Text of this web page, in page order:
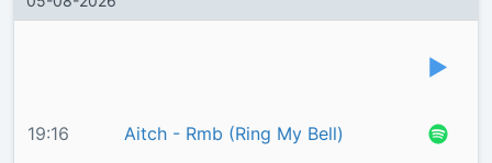
19:16 Aitch - Rmb (Ring My Bell)